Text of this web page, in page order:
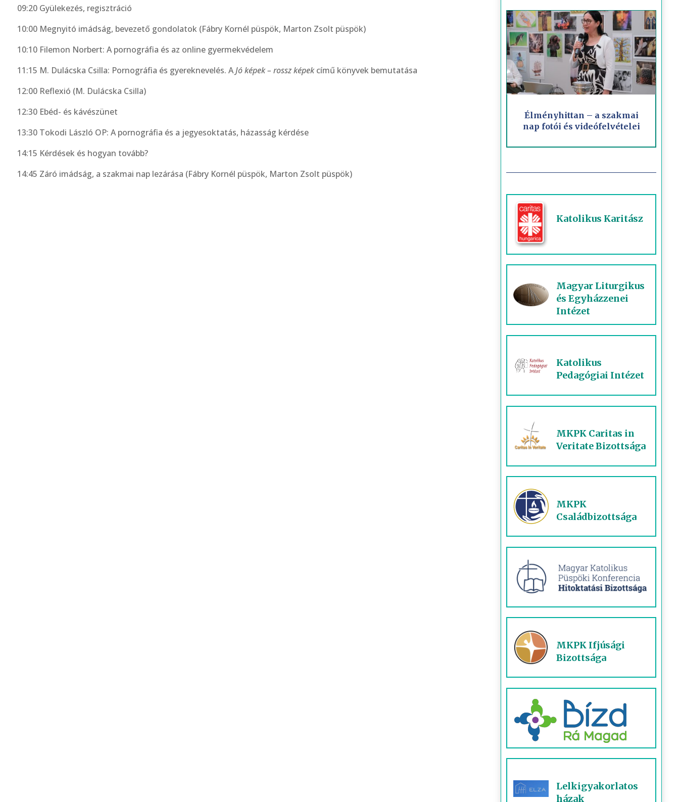
09:20 Gyülekezés, regisztráció
10:00 Megnyitó imádság, bevezető gondolatok (Fábry Kornél püspök, Marton Zsolt püspök)
10:10 Filemon Norbert: A pornográfia és az online gyermekvédelem
11:15 M. Dulácska Csilla: Pornográfia és gyereknevelés. AJó képek – rossz képekcímű könyvek bemutatása
12:00 Reflexió (M. Dulácska Csilla)
12:30 Ebéd- és kávészünet
13:30 Tokodi László OP: A pornográfia és a jegyesoktatás, házasság kérdése
14:15 Kérdések és hogyan tovább?
14:45 Záró imádság, a szakmai nap lezárása (Fábry Kornél püspök, Marton Zsolt püspök)
Élményhittan – a szakmai
nap fotói és videófelvételei
Katolikus Karitász
Magyar Liturgikus
és Egyházzenei
Intézet
Katolikus
Pedagógiai Intézet
MKPK Caritas in
Veritate Bizottsága
MKPK
Családbizottsága
MKPK Ifjúsági
Bizottsága
Lelkigyakorlatos
házak